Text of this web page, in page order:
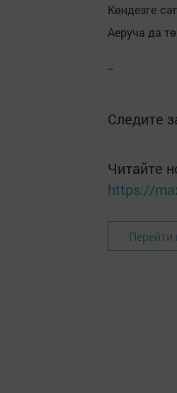
Көндезге
Аеруча да
Следите
Читайте
https://
Перейти